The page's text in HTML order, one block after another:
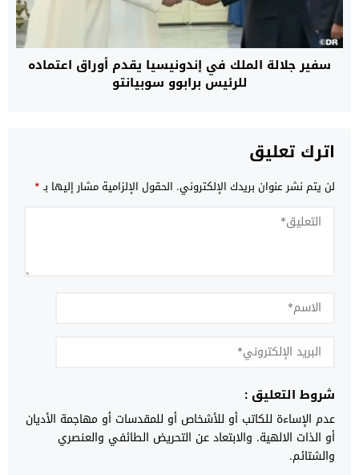
سفير جلالة الملك في إندونيسيا يقدم أوراق اعتماده
للرئيس برابوو سوبيانتو
اترك تعليق
لن يتم نشر عنوان بريدك الإلكتروني. الحقول الإلزامية مشار إليها بـ*
شروط التعليق :
عدم الإساءة للكاتب أو للأشخاص أو للمقدسات أو مهاجمة الأديان
أو الذات الالهية. والابتعاد عن التحريض الطائفي والعنصري
والشتائم.